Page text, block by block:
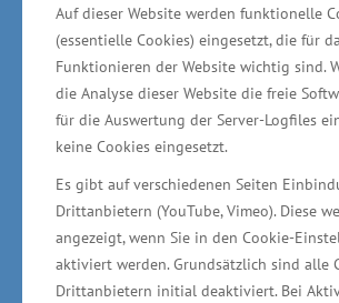
Auf dieser Website werden funktionelle
(essentielle Cookies) eingesetzt, die für
Funktionieren der Website wichtig sind.
die Analyse dieser Website die freie
für die Auswertung der Server-Logfiles
keine Cookies eingesetzt.
Es gibt auf verschiedenen Seiten
Drittanbietern (YouTube, Vimeo). Diese
angezeigt, wenn Sie in den Cookie-
aktiviert werden. Grundsätzlich sind alle
Drittanbietern initial deaktiviert. Bei
Industriekampagne des Landes
Vorpommern: Wachstum liegt in
Invest in MV GmbH